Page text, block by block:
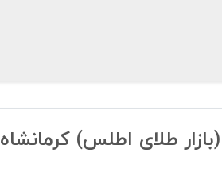
(بازار طلای اطلس) کرمانشاه